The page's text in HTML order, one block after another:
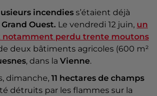
incendies s’étaient déjà
Grand Ouest. Le vendredi 12 juin, un
perdu trente moutons
deux bâtiments agricoles (600 m²
, dans la Vienne.
dimanche, 11 hectares de champs
détruits par les flammes sur la